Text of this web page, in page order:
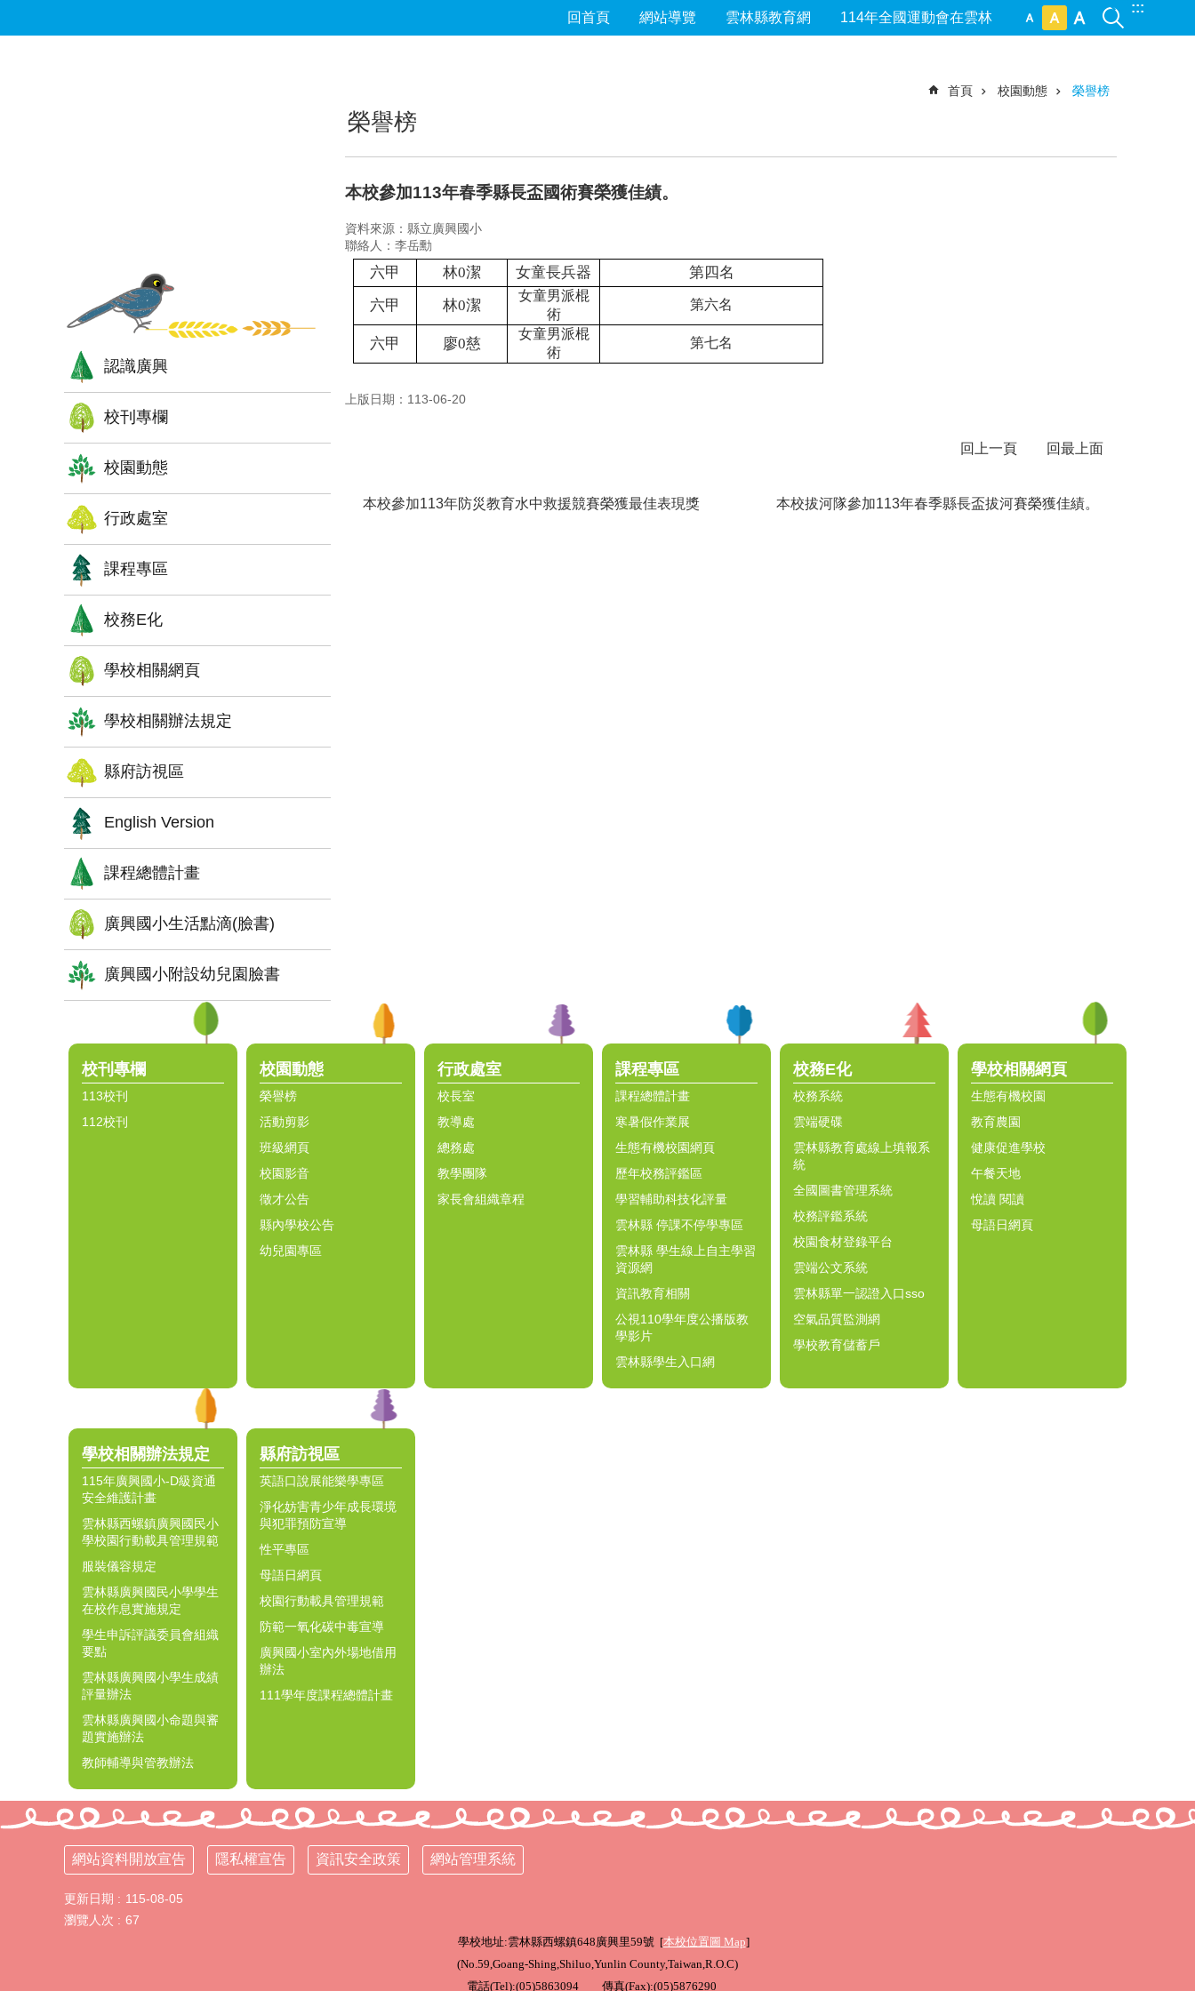
:::
回首頁 網站導覽 雲林縣教育網 114年全國運動會在雲林
認識廣興
校刊專欄
校園動態
行政處室
課程專區
校務E化
學校相關網頁
學校相關辦法規定
縣府訪視區
English Version
課程總體計畫
廣興國小生活點滴(臉書)
廣興國小附設幼兒園臉書
首頁 校園動態 榮譽榜
榮譽榜
本校參加113年春季縣長盃國術賽榮獲佳績。
資料來源：縣立廣興國小
聯絡人：李岳勳
六甲 林0潔 女童長兵器
第四名
六甲
林0潔
女童男派棍
術
第六名
六甲 廖0慈
女童男派棍
術
第七名
上版日期：113-06-20
回上一頁 回最上面
本校參加113年防災教育水中救援競賽榮獲最佳表現獎 本校拔河隊參加113年春季縣長盃拔河賽榮獲佳績。
校刊專欄
113校刊
112校刊
校園動態
榮譽榜
活動剪影
班級網頁
校園影音
徵才公告
縣內學校公告
幼兒園專區
行政處室
校長室
教導處
總務處
教學團隊
家長會組織章程
課程專區
課程總體計畫
寒暑假作業展
生態有機校園網頁
歷年校務評鑑區
學習輔助科技化評量
雲林縣 停課不停學專區
雲林縣 學生線上自主學習
資源網
資訊教育相關
公視110學年度公播版教
學影片
雲林縣學生入口網
校務E化
校務系統
雲端硬碟
雲林縣教育處線上填報系
統
全國圖書管理系統
校務評鑑系統
校園食材登錄平台
雲端公文系統
雲林縣單一認證入口sso
空氣品質監測網
學校教育儲蓄戶
學校相關網頁
生態有機校園
教育農園
健康促進學校
午餐天地
悅讀 閱讀
母語日網頁
學校相關辦法規定
115年廣興國小-D級資通
安全維護計畫
雲林縣西螺鎮廣興國民小
學校園行動載具管理規範
服裝儀容規定
雲林縣廣興國民小學學生
在校作息實施規定
學生申訴評議委員會組織
要點
雲林縣廣興國小學生成績
評量辦法
雲林縣廣興國小命題與審
題實施辦法
教師輔導與管教辦法
縣府訪視區
英語口說展能樂學專區
淨化妨害青少年成長環境
與犯罪預防宣導
性平專區
母語日網頁
校園行動載具管理規範
防範一氧化碳中毒宣導
廣興國小室內外場地借用
辦法
111學年度課程總體計畫
網站資料開放宣告 隱私權宣告 資訊安全政策 網站管理系統
更新日期
115-08-05
瀏覽人次
67
學校地址:雲林縣西螺鎮648廣興里59號 [本校位置圖 Map]
(No.59,Goang-Shing,Shiluo,Yunlin County,Taiwan,R.O.C)
電話(Tel):(05)5863094 傳真(Fax):(05)5876290